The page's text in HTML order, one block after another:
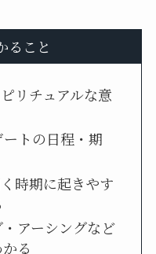
ること
リチュアルな意
トの日程・期
時期に起きやす
アーシングなど
る